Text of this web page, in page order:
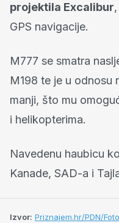
projektila Excalibur
GPS navigacije.
M777 se smatra
M198 te je u odnosu
manji, što mu
i helikopterima.
Navedenu haubicu
Kanade, SAD-a i
Izvor: Priznajem.hr/PDN/